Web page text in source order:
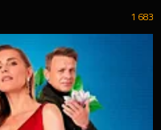
1 683